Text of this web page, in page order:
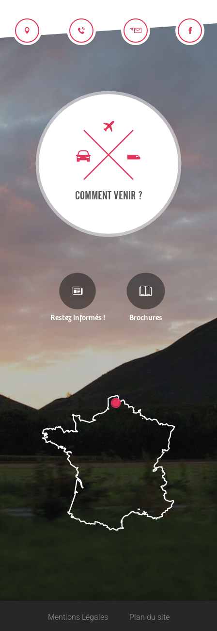
COMMENT VENIR ?
Restez Informés ! Brochures
Mentions Légales Plan du site